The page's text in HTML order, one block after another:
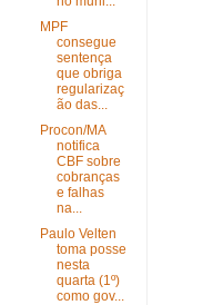
MPF
consegue
sentença
que obriga
regularizaç
ão das...
Procon/MA
notifica
CBF sobre
cobranças
e falhas
na...
Paulo Velten
toma posse
nesta
quarta (1º)
como gov...